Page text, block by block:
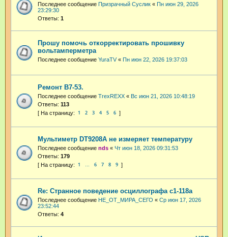
Последнее сообщение Призрачный Суслик « Пн июн 29, 2026
23:29:30
Ответы: 1
Прошу помочь откорректировать прошивку
вольтамперметра
Последнее сообщение YuraTV« Пн июн 22, 2026 19:37:03
Ремонт В7-53.
Последнее сообщение TrexREXX « Вс июн 21, 2026 10:48:19
Ответы: 113
1 2 3 4 5 6
Мультиметр DT9208A не измеряет температуру
Последнее сообщение nds « Чт июн 18, 2026 09:31:53
Ответы: 179
1 6 7 8 9
Re: Странное поведение осциллографа с1-118а
Последнее сообщение НЕ_ОТ_МИРА_СЕГО « Ср июн 17, 2026
23:52:44
Ответы: 4